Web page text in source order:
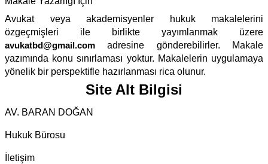
Avukat veya akademisyenler hukuk makalelerini
özgeçmişleri ile birlikte yayımlanmak üzere
avukatbd@gmail.com adresine gönderebilirler. Makale
yazımında konu sınırlaması yoktur. Makalelerin uygulamaya
yönelik bir perspektifle hazırlanması rica olunur.
Site Alt Bilgisi
AV. BARAN DOĞAN
Hukuk Bürosu
İletişim